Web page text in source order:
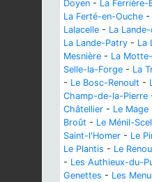
Doyen - La Ferrière-
La Ferté-en-Ouche -
Lalacelle - La
La Lande-Patry - La
Mesnière - La
Selle-la-Forge - La
- Le Bosc-Renoult -
Champ-de-la-Pierre
Châtellier - Le Mage
Broût - Le Ménil-
Saint-l'Homer - Le
Le Plantis - Le
- Les Authieux-du-
Genettes - Les